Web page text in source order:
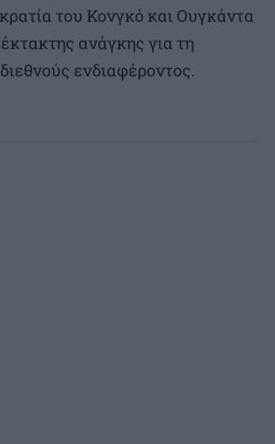
του Κονγκό και Ουγκάντα
ανάγκης για τη
ενδιαφέροντος.